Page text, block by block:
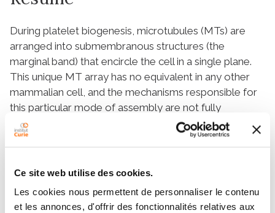
Ce site web utilise des cookies.
Les cookies nous permettent de personnaliser le contenu
et les annonces, d'offrir des fonctionnalités relatives aux
During platelet biogenesis, microtubules (MTs) are
arranged into submembranous structures (the
marginal band) that encircle the cell in a single plane.
This unique MT array has no equivalent in any other
mammalian cell, and the mechanisms responsible for
this particular mode of assembly are not fully
understood. One possibility is that platelet MTs are
composed of a particular set of tubulin isotypes that
β1-tubulin is known to be essential, no equivalent
function have so far been reported. Here, we identify